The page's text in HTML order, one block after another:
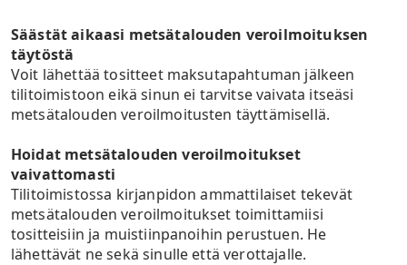
Säästät aikaasi metsätalouden veroilmoituksen
täytöstä
Voit lähettää tositteet maksutapahtuman jälkeen
tilitoimistoon eikäsinun ei tarvitse vaivata itseäsi
metsätalouden veroilmoitusten täyttämisellä.
Hoidat metsätalouden veroilmoitukset
vaivattomasti
Tilitoimistossa kirjanpidon ammattilaiset tekevät
metsätalouden veroilmoitukset toimittamiisi
tositteisiin ja muistiinpanoihin perustuen. He
lähettävät ne sekä sinulle että verottajalle.